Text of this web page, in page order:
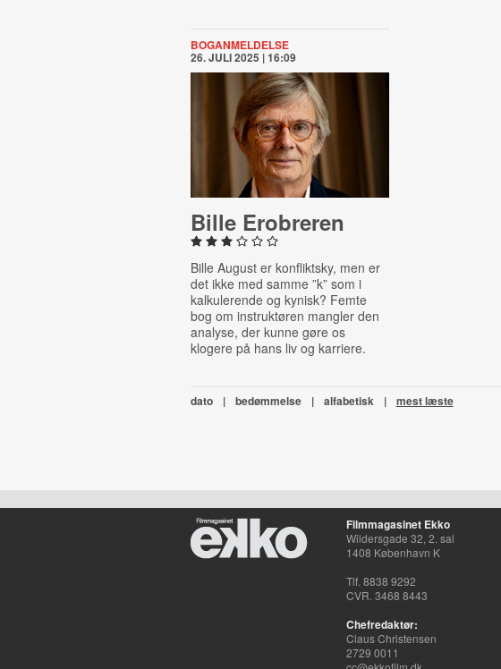
BOGANMELDELSE
26. JULI 2025 | 16:09
Bille Erobreren
Bille August er konfliktsky, men er
det ikke med samme ”k” som i
kalkulerende og kynisk? Femte
bog om instruktøren mangler den
analyse, der kunne gøre os
klogere på hans liv og karriere.
dato | bedømmelse | alfabetisk | mest læste
Filmmagasinet Ekko
Wildersgade 32, 2. sal
1408 København K
Tlf. 8838 9292
CVR. 3468 8443
Chefredaktør:
Claus Christensen
2729 0011